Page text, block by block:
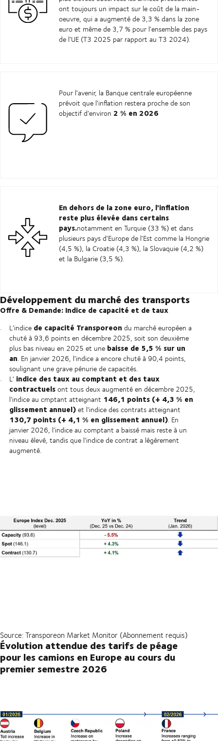
ont toujours un impact sur le coût de la main-
oeuvre, qui a augmenté de 3,3 % dans la zone
euro et même de 3,7 % pour l'ensemble des pays
de l'UE (T3 2025 par rapport au T3 2024).
Pour l'avenir, la Banque centrale européenne
prévoit que l'inflation restera proche de son
objectif d'environ 2 % en 2026
En dehors de la zone euro, l'inflation
reste plus élevée dans certains
pays.notamment en Turquie (33 %) et dans
plusieurs pays d'Europe de l'Est comme la Hongrie
(4,5 %), la Croatie (4,3 %), la Slovaquie (4,2 %)
et la Bulgarie (3,5 %).
Développement du marché des transports
Offre & Demande: Indice de capacité et de taux
L'indice de capacité Transporeon du marché européen a
chuté à 93,6 points en décembre 2025, soit son deuxième
plus bas niveau en 2025 et une baisse de 5,5 % sur un
an. En janvier 2026, l'indice a encore chuté à 90,4 points,
soulignant une grave pénurie de capacités.
L' indice des taux au comptant et des taux
contractuelsont tous deux augmenté en décembre 2025,
l'indice au cmptant atteignant 146,1 points (+ 4,3 % en
glissement annuel)et l'indice des contrats atteignant
130,7 points (+ 4,1 % en glissement annuel). En
janvier 2026, l'indice au comptant a baissé mais reste à un
niveau élevé, tandis que l'indice de contrat a légèrement
augmenté.
Source: Transporeon Market Monitor (Abonnement requis)
Évolution attendue des tarifs de péage
pour les camions en Europe au cours du
premier semestre 2026